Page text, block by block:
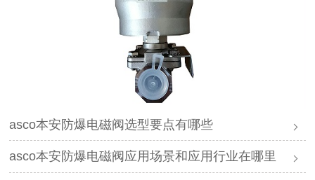
asco本安防爆电磁阀选型要点有哪些
asco本安防爆电磁阀应用场景和应用行业在哪里